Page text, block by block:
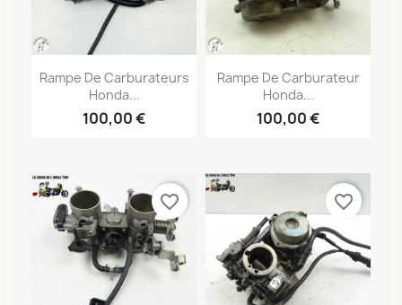
Rampe De Carburateurs
Honda...
100,00 €
Rampe De Carburateur
Honda...
100,00 €
favorite_border favorite_border